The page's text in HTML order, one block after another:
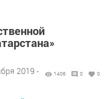
2019 -
1406 0 0